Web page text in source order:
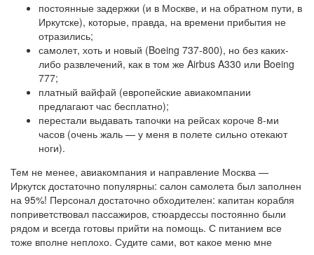
постоянные задержки (и в Москве, и на обратном пути, в
Иркутске), которые, правда, на времени прибытия не
отразились;
самолет, хоть и новый (Boeing 737-800), но без каких-
либо развлечений, как в том же Airbus A330 или Boeing
777;
платный вайфай (европейские авиакомпании
предлагают час бесплатно);
перестали выдавать тапочки на рейсах короче 8-ми
часов (очень жаль — у меня в полете сильно отекают
ноги).
Тем не менее, авиакомпания и направление Москва —
Иркутск достаточно популярны: салон самолета был заполнен
на 95%! Персонал достаточно обходителен: капитан корабля
поприветствовал пассажиров, стюардессы постоянно были
рядом и всегда готовы прийти на помощь. С питанием все
тоже вполне неплохо. Судите сами, вот какое меню мне